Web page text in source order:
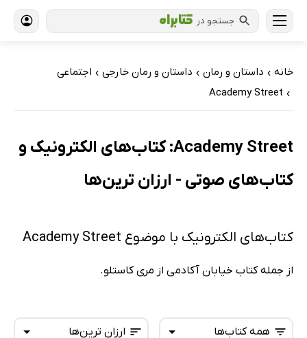
جستجو در
خانه › داستان و رمان › داستان و رمان خارجی › اجتماعی
›
Academy Street
Academy Street: کتاب‌های الکترونیک و
کتاب‌های صوتی - ارزان ترین‌ها
کتاب‌های الکترونیک با موضوع Academy Street
از جمله کتاب خیابان آکادمی از مری کاستلو.
ارزان ترین‌ها همه کتاب‌ها